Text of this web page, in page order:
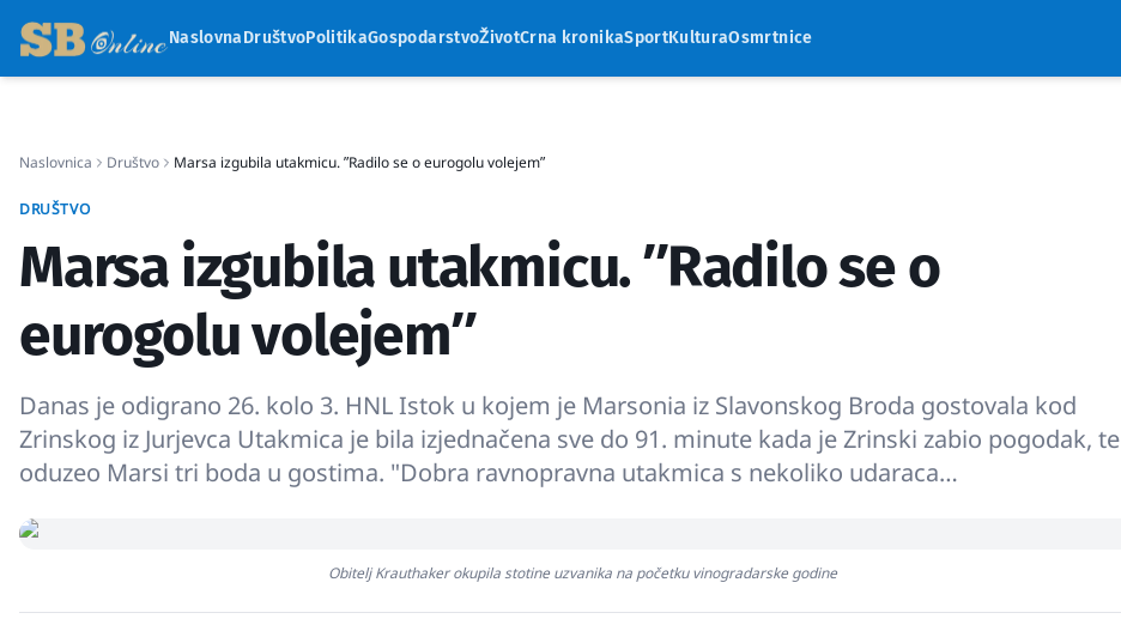
NaslovnaDruštvoPolitikaGospodarstvoŽivotCrna kronikaSportKulturaOsmrtnice
Naslovnica Društvo Marsa izgubila utakmicu. ʺRadilo se o eurogolu volejemʺ
DRUŠTVO
Marsa izgubila utakmicu. ʺRadilo se o
eurogolu volejemʺ
Danas je odigrano 26. kolo 3. HNL Istok u kojem je Marsonia iz Slavonskog Broda gostovala kod
Zrinskog iz Jurjevca Utakmica je bila izjednačena sve do 91. minute kada je Zrinski zabio pogodak, te
oduzeo Marsi tri boda u gostima. "Dobra ravnopravna utakmica s nekoliko udaraca…
Obitelj Krauthaker okupila stotine uzvanika na početku vinogradarske godine